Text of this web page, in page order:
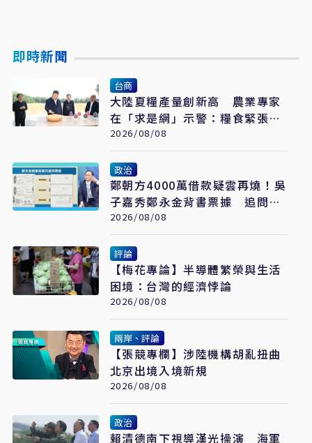
即時新聞
台商
大陸夏糧產量創新高 農業專家
在「求是網」示警：糧食緊張會
長期存在
2026/08/08
政治
鄭朝方4000萬借款疑雲再燒！吳
子嘉秀鄭永金背書票據 追問
2018選舉資金流向
2026/08/08
評論
【梅花專論】半導體繁榮與生活
困境：台灣的經濟悖論
2026/08/08
兩岸、評論
【張競專欄】涉陸機構胡亂扭曲
北京出境入境新規
2026/08/08
政治
賴清德南下視導漢光操演 海軍